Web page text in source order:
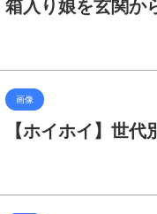
箱入り娘を玄関か
画像
【ホイホイ】世